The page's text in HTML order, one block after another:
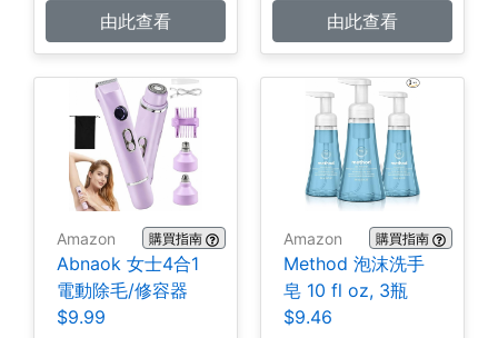
由此查看
由此查看
Amazon 購買指南
Abnaok 女士4合1
電動除毛/修容器
$9.99
Amazon 購買指南
Method 泡沫洗手
皂 10 fl oz, 3瓶
$9.46